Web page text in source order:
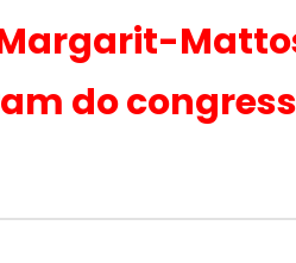
Margarit-
do